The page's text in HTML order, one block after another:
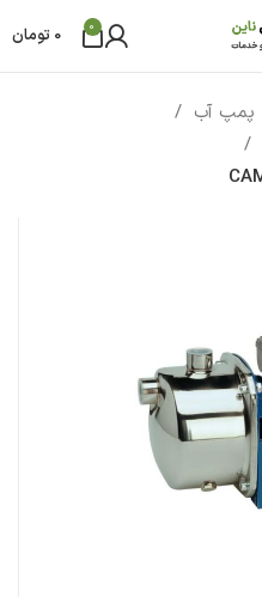
0
0 تومان
پمپ آب